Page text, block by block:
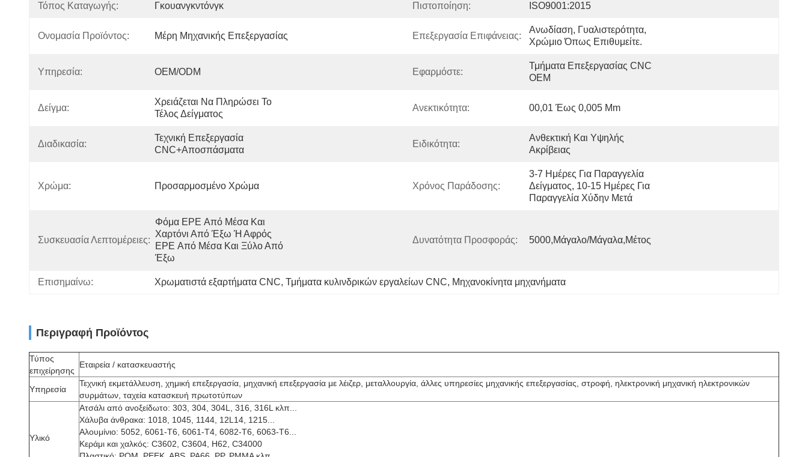
Τόπος Καταγωγής: Γκουανγκντόνγκ Πιστοποίηση: ISO9001:2015
Ονομασία Προϊόντος: Μέρη Μηχανικής Επεξεργασίας Επεξεργασία Επιφάνειας:
Ανωδίαση, Γυαλιστερότητα,
Χρώμιο Όπως Επιθυμείτε.
Υπηρεσία: OEM/ODM Εφαρμόστε:
Τμήματα Επεξεργασίας CNC
OEM
Δείγμα:
Χρειάζεται Να Πληρώσει Το
Τέλος Δείγματος
Ανεκτικότητα: 00,01 Έως 0,005 Mm
Διαδικασία:
Τεχνική Επεξεργασία
CNC+αποσπάσματα
Ειδικότητα:
Ανθεκτική Και Υψηλής
Ακρίβειας
Χρώμα: Προσαρμοσμένο Χρώμα Χρόνος Παράδοσης:
3-7 Ημέρες Για Παραγγελία
Δείγματος, 10-15 Ημέρες Για
Παραγγελία Χύδην Μετά
Συσκευασία Λεπτομέρειες:
Φόμα EPE Από Μέσα Και
Χαρτόνι Από Έξω Ή Αφρός
EPE Από Μέσα Και Ξύλο Από
Έξω
Δυνατότητα Προσφοράς: 5000,Μάγαλο/Μάγαλα,Μέτος
Επισημαίνω: Χρωματιστά εξαρτήματα CNC, Τμήματα κυλινδρικών εργαλείων CNC, Μηχανοκίνητα μηχανήματα
Περιγραφή Προϊόντος
Τύπος
επιχείρησης
Εταιρεία / κατασκευαστής
Υπηρεσία
Τεχνική εκμετάλλευση, χημική επεξεργασία, μηχανική επεξεργασία με λέιζερ, μεταλλουργία, άλλες υπηρεσίες μηχανικής επεξεργασίας, στροφή, ηλεκτρονική μηχανική ηλεκτρονικών
συρμάτων, ταχεία κατασκευή πρωτοτύπων
Υλικό
Ατσάλι από ανοξείδωτο: 303, 304, 304L, 316, 316L κλπ...
Χάλυβα άνθρακα: 1018, 1045, 1144, 12L14, 1215...
Αλουμίνιο: 5052, 6061-T6, 6061-T4, 6082-T6, 6063-T6...
Κεράμι και χαλκός: C3602, C3604, H62, C34000